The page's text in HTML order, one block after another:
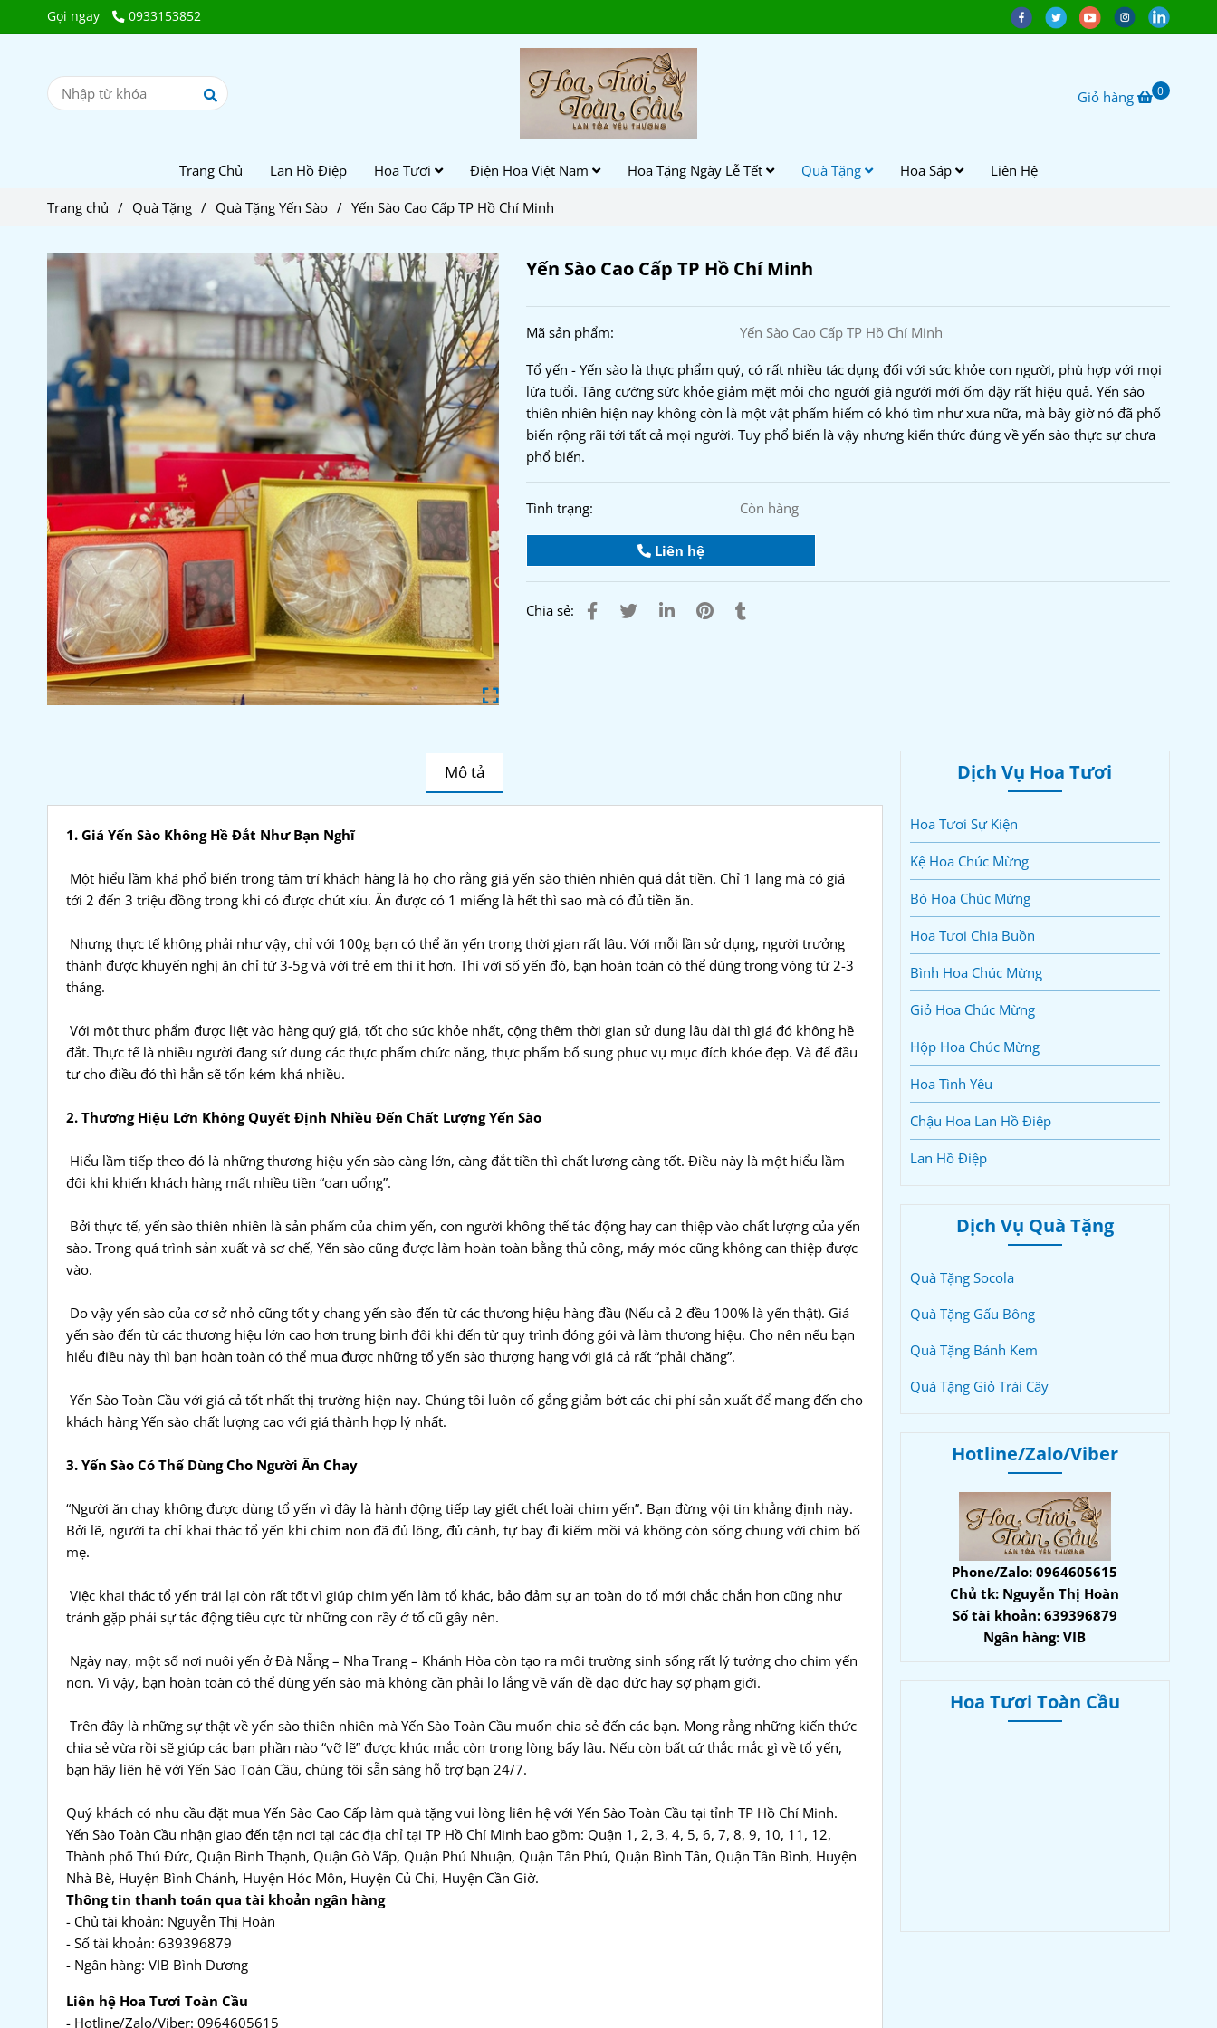
Gọi ngay 0933153852
Giỏ hàng 0
Trang Chủ Lan Hồ Điệp Hoa Tươi Điện Hoa Việt Nam Hoa Tặng Ngày Lễ Tết Quà Tặng Hoa Sáp Liên Hệ
Trang chủ / Quà Tặng / Quà Tặng Yến Sào / Yến Sào Cao Cấp TP Hồ Chí Minh
Yến Sào Cao Cấp TP Hồ Chí Minh
Mã sản phẩm: Yến Sào Cao Cấp TP Hồ Chí Minh
Tổ yến - Yến sào là thực phẩm quý, có rất nhiều tác dụng đối với sức khỏe con người, phù hợp với mọi
lứa tuổi. Tăng cường sức khỏe giảm mệt mỏi cho người già người mới ốm dậy rất hiệu quả. Yến sào
thiên nhiên hiện nay không còn là một vật phẩm hiếm có khó tìm như xưa nữa, mà bây giờ nó đã phổ
biến rộng rãi tới tất cả mọi người. Tuy phổ biến là vậy nhưng kiến thức đúng về yến sào thực sự chưa
phổ biến.
Tình trạng: Còn hàng
Liên hệ
Chia sẻ:
Mô tả
1. Giá Yến Sào Không Hề Đắt Như Bạn Nghĩ
Một hiểu lầm khá phổ biến trong tâm trí khách hàng là họ cho rằng giá yến sào thiên nhiên quá đắt tiền. Chỉ 1 lạng mà có giá
tới 2 đến 3 triệu đồng trong khi có được chút xíu. Ăn được có 1 miếng là hết thì sao mà có đủ tiền ăn.
Nhưng thực tế không phải như vậy, chỉ với 100g bạn có thể ăn yến trong thời gian rất lâu. Với mỗi lần sử dụng, người trưởng
thành được khuyến nghị ăn chỉ từ 3-5g và với trẻ em thì ít hơn. Thì với số yến đó, bạn hoàn toàn có thể dùng trong vòng từ 2-3
tháng.
Với một thực phẩm được liệt vào hàng quý giá, tốt cho sức khỏe nhất, cộng thêm thời gian sử dụng lâu dài thì giá đó không hề
đắt. Thực tế là nhiều người đang sử dụng các thực phẩm chức năng, thực phẩm bổ sung phục vụ mục đích khỏe đẹp. Và để đầu
tư cho điều đó thì hẳn sẽ tốn kém khá nhiều.
2. Thương Hiệu Lớn Không Quyết Định Nhiều Đến Chất Lượng Yến Sào
Hiểu lầm tiếp theo đó là những thương hiệu yến sào càng lớn, càng đắt tiền thì chất lượng càng tốt. Điều này là một hiểu lầm
đôi khi khiến khách hàng mất nhiều tiền “oan uổng”.
Bởi thực tế, yến sào thiên nhiên là sản phẩm của chim yến, con người không thể tác động hay can thiệp vào chất lượng của yến
sào. Trong quá trình sản xuất và sơ chế, Yến sào cũng được làm hoàn toàn bằng thủ công, máy móc cũng không can thiệp được
vào.
Do vậy yến sào của cơ sở nhỏ cũng tốt y chang yến sào đến từ các thương hiệu hàng đầu (Nếu cả 2 đều 100% là yến thật). Giá
yến sào đến từ các thương hiệu lớn cao hơn trung bình đôi khi đến từ quy trình đóng gói và làm thương hiệu. Cho nên nếu bạn
hiểu điều này thì bạn hoàn toàn có thể mua được những tổ yến sào thượng hạng với giá cả rất “phải chăng”.
Yến Sào Toàn Cầu với giá cả tốt nhất thị trường hiện nay. Chúng tôi luôn cố gắng giảm bớt các chi phí sản xuất để mang đến cho
khách hàng Yến sào chất lượng cao với giá thành hợp lý nhất.
3. Yến Sào Có Thể Dùng Cho Người Ăn Chay
“Người ăn chay không được dùng tổ yến vì đây là hành động tiếp tay giết chết loài chim yến”. Bạn đừng vội tin khẳng định này.
Bởi lẽ, người ta chỉ khai thác tổ yến khi chim non đã đủ lông, đủ cánh, tự bay đi kiếm mồi và không còn sống chung với chim bố
mẹ.
Việc khai thác tổ yến trái lại còn rất tốt vì giúp chim yến làm tổ khác, bảo đảm sự an toàn do tổ mới chắc chắn hơn cũng như
tránh gặp phải sự tác động tiêu cực từ những con rầy ở tổ cũ gây nên.
Ngày nay, một số nơi nuôi yến ở Đà Nẵng – Nha Trang – Khánh Hòa còn tạo ra môi trường sinh sống rất lý tưởng cho chim yến
non. Vì vậy, bạn hoàn toàn có thể dùng yến sào mà không cần phải lo lắng về vấn đề đạo đức hay sợ phạm giới.
Trên đây là những sự thật về yến sào thiên nhiên mà Yến Sào Toàn Cầu muốn chia sẻ đến các bạn. Mong rằng những kiến thức
chia sẻ vừa rồi sẽ giúp các bạn phần nào “vỡ lẽ” được khúc mắc còn trong lòng bấy lâu. Nếu còn bất cứ thắc mắc gì về tổ yến,
bạn hãy liên hệ với Yến Sào Toàn Cầu, chúng tôi sẵn sàng hỗ trợ bạn 24/7.
Quý khách có nhu cầu đặt mua Yến Sào Cao Cấp làm quà tặng vui lòng liên hệ với Yến Sào Toàn Cầu tại tỉnh TP Hồ Chí Minh.
Yến Sào Toàn Cầu nhận giao đến tận nơi tại các địa chỉ tại TP Hồ Chí Minh bao gồm: Quận 1, 2, 3, 4, 5, 6, 7, 8, 9, 10, 11, 12,
Thành phố Thủ Đức, Quận Bình Thạnh, Quận Gò Vấp, Quận Phú Nhuận, Quận Tân Phú, Quận Bình Tân, Quận Tân Bình, Huyện
Nhà Bè, Huyện Bình Chánh, Huyện Hóc Môn, Huyện Củ Chi, Huyện Cần Giờ.
Thông tin thanh toán qua tài khoản ngân hàng
- Chủ tài khoản: Nguyễn Thị Hoàn
- Số tài khoản: 639396879
- Ngân hàng: VIB Bình Dương
Liên hệ Hoa Tươi Toàn Cầu
- Hotline/Zalo/Viber: 0964605615
Dịch Vụ Hoa Tươi
Hoa Tươi Sự Kiện
Kệ Hoa Chúc Mừng
Bó Hoa Chúc Mừng
Hoa Tươi Chia Buồn
Bình Hoa Chúc Mừng
Giỏ Hoa Chúc Mừng
Hộp Hoa Chúc Mừng
Hoa Tình Yêu
Chậu Hoa Lan Hồ Điệp
Lan Hồ Điệp
Dịch Vụ Quà Tặng
Quà Tặng Socola
Quà Tặng Gấu Bông
Quà Tặng Bánh Kem
Quà Tặng Giỏ Trái Cây
Hotline/Zalo/Viber
Phone/Zalo: 0964605615
Chủ tk: Nguyễn Thị Hoàn
Số tài khoản: 639396879
Ngân hàng: VIB
Hoa Tươi Toàn Cầu